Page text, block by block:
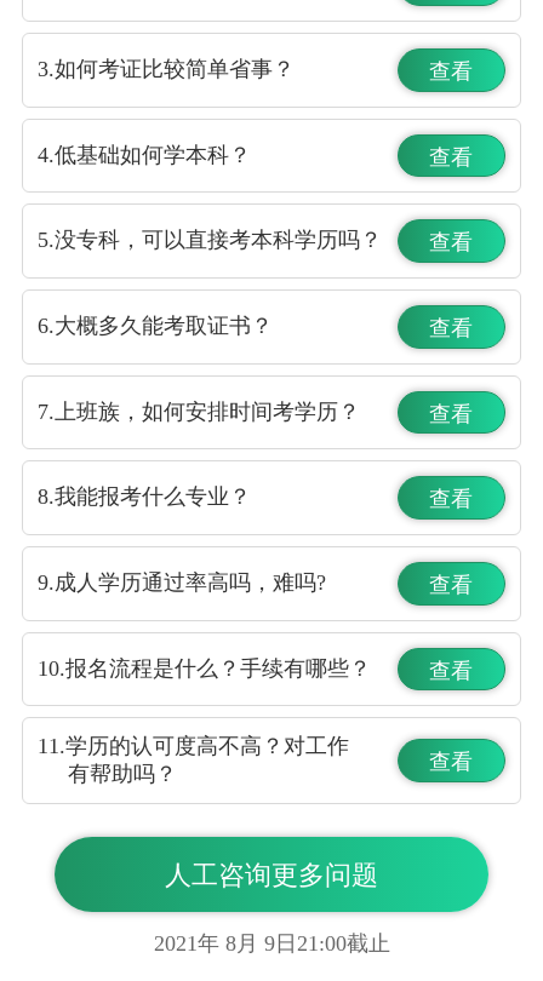
学员187****1417，3分钟前获得院校专业资料
学员155****8434，6分钟前获得院校专业资料
学员187****7503，6分钟前获得院校专业资料
学员157****2606，7分钟前获得院校专业资料
学员186****5064，8分钟前获得院校专业资料
学员131****2756，9分钟前获得院校专业资料
学员158****0147，10分钟前获得院校专业资料
3.如何考证比较简单省事？ 查看
4.低基础如何学本科？ 查看
5.没专科，可以直接考本科学历吗？ 查看
6.大概多久能考取证书？ 查看
7.上班族，如何安排时间考学历？ 查看
8.我能报考什么专业？ 查看
9.成人学历通过率高吗，难吗? 查看
10.报名流程是什么？手续有哪些？ 查看
11.学历的认可度高不高？对工作
有帮助吗？
查看
人工咨询更多问题
2021年 8月 9日21:00截止